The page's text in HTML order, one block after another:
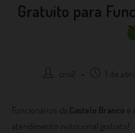
Gratuito para
cnu2 1 de
Funcionários da Castelo Branco e
atendimento nutricional gratuito!